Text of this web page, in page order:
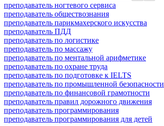
преподаватель ногтевого сервиса
преподаватель обществознания
преподаватель парикмахерского искусства
преподаватель ПДД
преподаватель по логистике
преподаватель по массажу
преподаватель по ментальной арифметике
преподаватель по охране труда
преподаватель по подготовке к IELTS
преподаватель по промышленной безопасности
преподаватель по финансовой грамотности
преподаватель правил дорожного движения
преподаватель программирования
преподаватель программирования для детей